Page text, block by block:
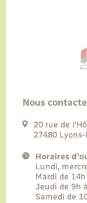
Nous
20 rue de
27480
Horaires
Lundi,
Mardi de
Jeudi de 9h
Samedi de